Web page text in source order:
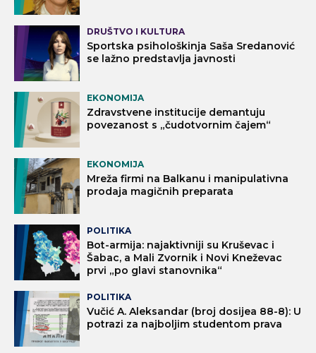
DRUŠTVO I KULTURA
Sportska psihološkinja Saša Sredanović
se lažno predstavlja javnosti
EKONOMIJA
Zdravstvene institucije demantuju
povezanost s „čudotvornim čajem“
EKONOMIJA
Mreža firmi na Balkanu i manipulativna
prodaja magičnih preparata
POLITIKA
Bot-armija: najaktivniji su Kruševac i
Šabac, a Mali Zvornik i Novi Kneževac
prvi „po glavi stanovnika“
POLITIKA
Vučić A. Aleksandar (broj dosijea 88-8): U
potrazi za najboljim studentom prava